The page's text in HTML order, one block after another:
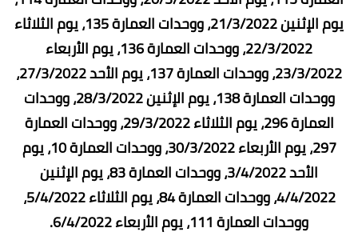
يوم الإثنين 21/3/2022، ووحدات العمارة 135، يوم الثلاثاء
22/3/2022، ووحدات العمارة 136، يوم الأربعاء
23/3/2022، ووحدات العمارة 137، يوم الأحد 27/3/2022،
ووحدات العمارة 138، يوم الإثنين 28/3/2022، ووحدات
العمارة 296، يوم الثلاثاء 29/3/2022، ووحدات العمارة
297، يوم الأربعاء 30/3/2022، ووحدات العمارة 10، يوم
الأحد 3/4/2022، ووحدات العمارة 83، يوم الإثنين
4/4/2022، ووحدات العمارة 84، يوم الثلاثاء 5/4/2022،
ووحدات العمارة 111، يوم الأربعاء 6/4/2022.